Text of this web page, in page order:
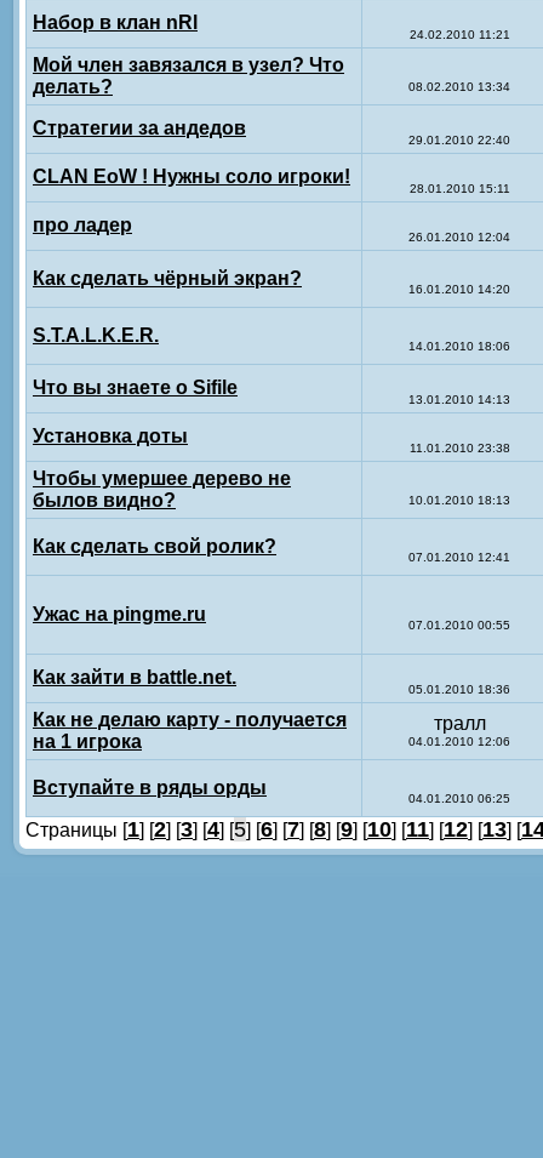
Набор в клан nRl
24.02.2010 11:21
Мой член завязался в узел? Что
делать?
08.02.2010 13:34
Стратегии за андедов
29.01.2010 22:40
CLAN EoW ! Нужны соло игроки!
28.01.2010 15:11
про ладер
26.01.2010 12:04
Как сделать чёрный экран?
16.01.2010 14:20
S.T.A.L.K.E.R.
14.01.2010 18:06
Что вы знаете о Sifile
13.01.2010 14:13
Установка доты
11.01.2010 23:38
Чтобы умершее дерево не
былов видно?
10.01.2010 18:13
Как сделать свой ролик?
07.01.2010 12:41
Ужас на pingme.ru
07.01.2010 00:55
Как зайти в battle.net.
05.01.2010 18:36
Как не делаю карту - получается
на 1 игрока
тралл
04.01.2010 12:06
Вступайте в ряды орды
04.01.2010 06:25
Страницы [1] [2] [3] [4] [5] [6] [7] [8] [9] [10] [11] [12] [13] [